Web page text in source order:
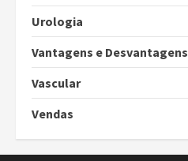
Urologia
Vantagens e Desvantagens
Vascular
Vendas